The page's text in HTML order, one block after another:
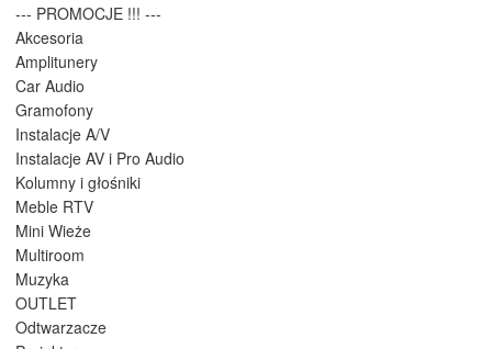
--- PROMOCJE !!! ---
Akcesoria
Amplitunery
Car Audio
Gramofony
Instalacje A/V
Instalacje AV i Pro Audio
Kolumny i głośniki
Meble RTV
Mini Wieże
Multiroom
Muzyka
OUTLET
Odtwarzacze